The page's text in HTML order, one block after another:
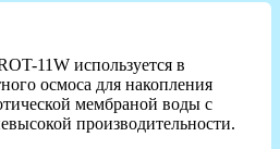
11W используется в
осмоса для накопления
мембраной воды с
производительности.